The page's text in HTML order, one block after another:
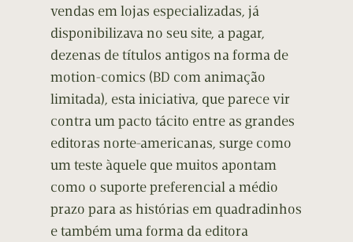
vendas em lojas especializadas, já
disponibilizava no seu site, a pagar,
dezenas de títulos antigos na forma de
motion-comics (BD com animação
limitada), esta iniciativa, que parece vir
contra um pacto tácito entre as grandes
editoras norte-americanas, surge como
um teste àquele que muitos apontam
como o suporte preferencial a médio
prazo para as histórias em quadradinhos
e também uma forma da editora